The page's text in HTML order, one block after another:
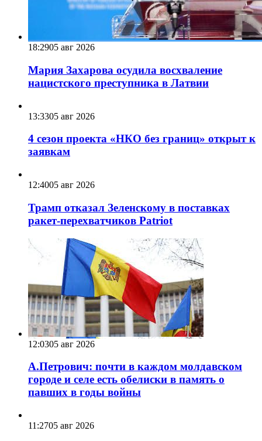
18:2905 авг 2026
Мария Захарова осудила восхваление
нацистского преступника в Латвии
13:3305 авг 2026
4 сезон проекта «НКО без границ» открыт к
заявкам
12:4005 авг 2026
Трамп отказал Зеленскому в поставках
ракет-перехватчиков Patriot
12:0305 авг 2026
А.Петрович: почти в каждом молдавском
городе и селе есть обелиски в память о
павших в годы войны
11:2705 авг 2026